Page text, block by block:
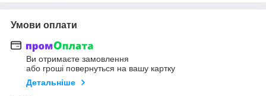
Умови оплати
Ви отримаєте замовлення
або гроші повернуться на вашу картку
Детальніше